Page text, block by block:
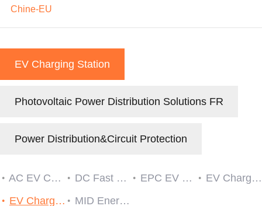
Chine-EU
EV Charging Station
Photovoltaic Power Distribution Solutions FR
Power Distribution&Circuit Protection
AC EV Charger DC Fast EV Charging Station EPC EV Charge Controller
EV Charger RCDs
EV Charging Cable Plug and Socket
MID Energy Meters